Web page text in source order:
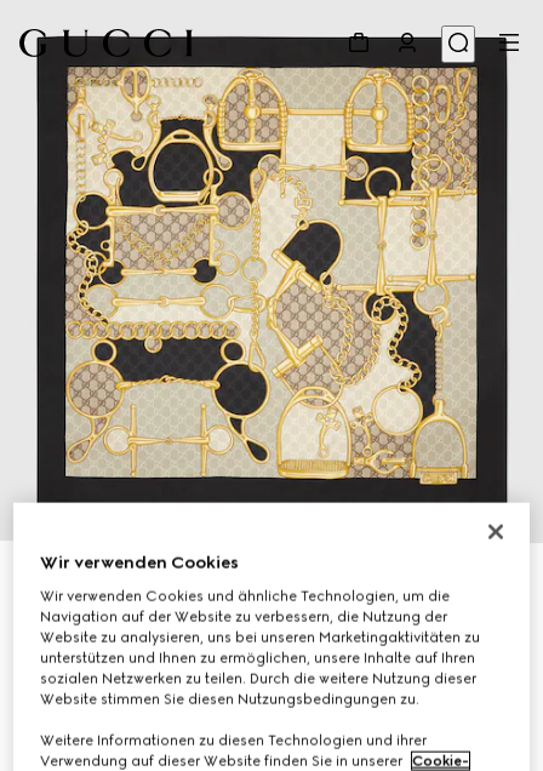
Vierecktuch aus Seidentwill mit Print
€ 490
Wir verwenden Cookies
Wir verwenden Cookies und ähnliche Technologien, um die
Navigation auf der Website zu verbessern, die Nutzung der
Website zu analysieren, uns bei unseren Marketingaktivitäten zu
unterstützen und Ihnen zu ermöglichen, unsere Inhalte auf Ihren
sozialen Netzwerken zu teilen. Durch die weitere Nutzung dieser
Website stimmen Sie diesen Nutzungsbedingungen zu.
Weitere Informationen zu diesen Technologien und ihrer
Verwendung auf dieser Website finden Sie in unserer Cookie-